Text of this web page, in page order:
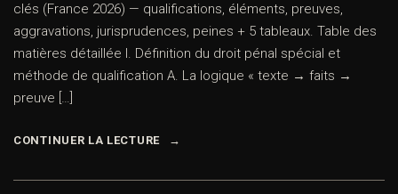
clés (France 2026) — qualifications, éléments, preuves,
aggravations, jurisprudences, peines + 5 tableaux. Table des
matières détaillée I. Définition du droit pénal spécial et
méthode de qualification A. La logique « texte → faits →
preuve […]
CONTINUER LA LECTURE